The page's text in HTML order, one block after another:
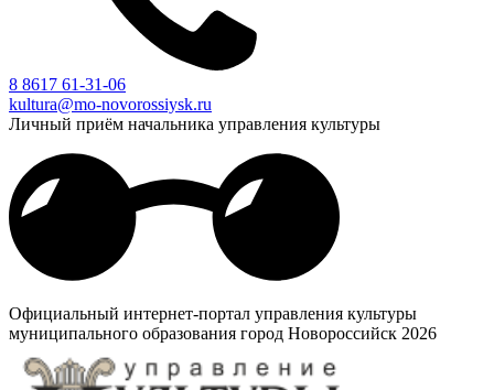
8 8617 61-31-06
kultura@mo-novorossiysk.ru
Личный приём начальника управления культуры
Официальный интернет-портал управления культуры
муниципального образования город Новороссийск 2026